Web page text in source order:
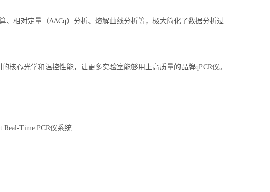
、相对定量（ΔΔCq）分析、熔解曲线分析等，极大简化了数据分析过
核心光学和温控性能，让更多实验室能够用上高质量的品牌qPCR仪。